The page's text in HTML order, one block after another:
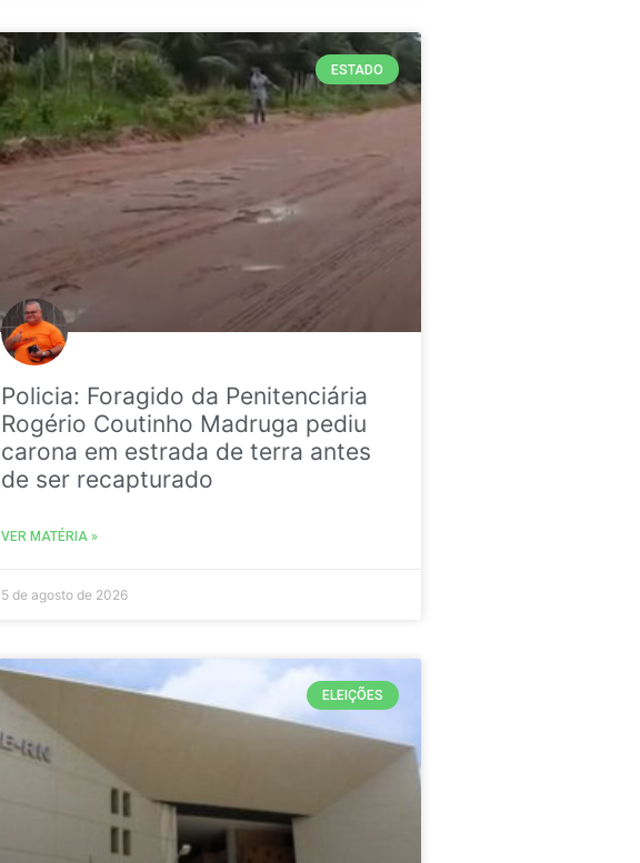
ESTADO
Policia: Foragido da Penitenciária
Rogério Coutinho Madruga pediu
carona em estrada de terra antes
de ser recapturado
VER MATÉRIA »
5 de agosto de 2026
ELEIÇÕES